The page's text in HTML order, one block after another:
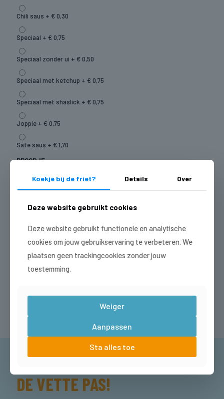
Chili saus + € 0,30
Speciaal + € 0,75
Speciaal zonder ui + € 0,50
Speciaal met ketchup + € 0,75
Speciaal met shaslick + € 0,75
Joppie + € 0,75
Sate saus + € 1,70
BROODJE
Geen broodje
Zacht broodje + €1,00
Hard broodje + €1,50
Gehakt
staaf
aantal
Toevoegen aan winkelwagen
DE VETTE PAS!
Koekje bij de friet? Details Over
Deze website gebruikt cookies
Deze website gebruikt functionele en analytische
cookies om jouw gebruikservaring te verbeteren. We
plaatsen geen trackingcookies zonder jouw
toestemming.
Weiger
Aanpassen
Sta alles toe